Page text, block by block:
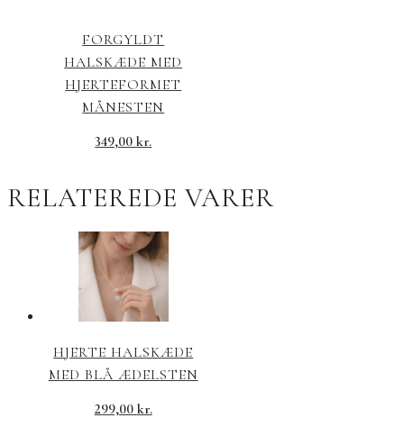
FORGYLDT
HALSKÆDE MED
HJERTEFORMET
MÅNESTEN
349,00kr.
RELATEREDE VARER
HJERTE HALSKÆDE
MED BLÅ ÆDELSTEN
299,00 kr.